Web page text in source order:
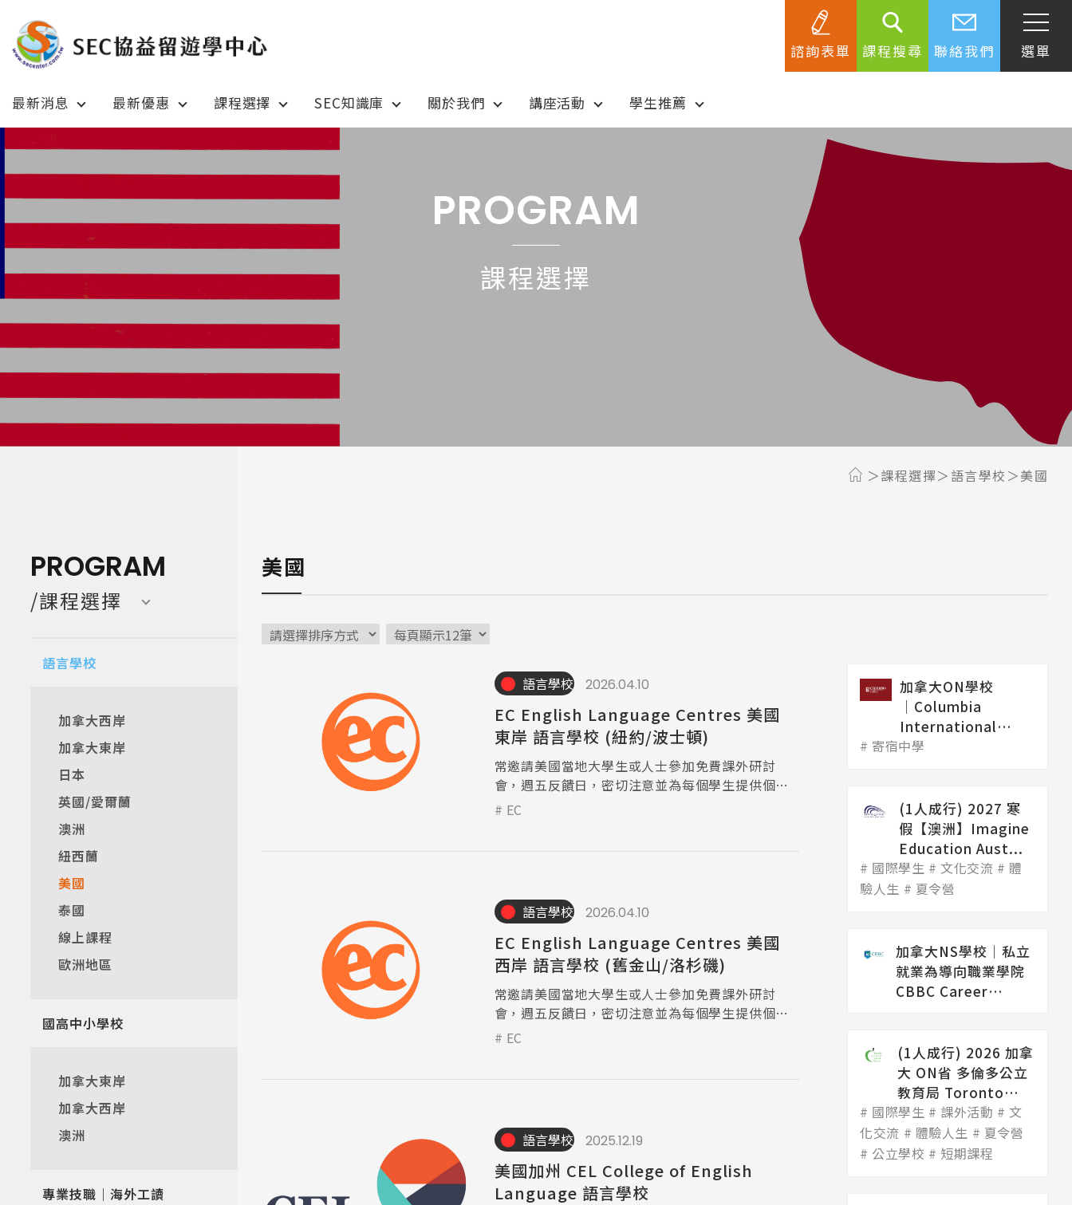
諮詢表單 課程搜尋 聯絡我們 選單
最新消息 最新優惠 課程選擇 SEC知識庫 關於我們 講座活動 學生推薦
Latest News
綜合訊息
加拿大 Canada
日本 Japan
澳洲 Australia
英國 UK/愛爾蘭 Ireland
美國 USA
寒暑假遊學團 Camp
Promotion
最新優惠
加拿大 Canada
日本 Japan
澳洲 Australia
英國 UK / 愛爾蘭IRELAND
美國 USA
紐西蘭 New Zealand
亞洲 Asia / 其他 Others
Program
語言學校
國高中小學校
專業技職｜海外工讀
SEC
關於簽證
生活資訊
跟著遊學大使看世界
學習要領
工作規範
PROGRAM
課程選擇
PROGRAM
/課程選擇
語言學校
加拿大西岸
加拿大東岸
日本
英國/愛爾蘭
澳洲
紐西蘭
美國
泰國
線上課程
歐洲地區
國高中小學校
加拿大東岸
加拿大西岸
澳洲
專業技職｜海外工讀
課程選擇 語言學校 美國
美國
語言學校 2026.04.10
EC English Language Centres 美國
東岸 語言學校 (紐約/波士頓)
常邀請美國當地大學生或人士參加免費課外研討
會，週五反饋日，密切注意並為每個學生提供個人
反饋，使他們能夠不斷改進，並針對需要加強的部
EC
語言學校 2026.04.10
EC English Language Centres 美國
西岸 語言學校 (舊金山/洛杉磯)
常邀請美國當地大學生或人士參加免費課外研討
會，週五反饋日，密切注意並為每個學生提供個人
反饋，使他們能夠不斷改進，並針對需要加強的部
EC
語言學校 2025.12.19
美國加州 CEL College of English
Language 語言學校
加拿大ON學校
│Columbia
International
College 哥...
寄宿中學
(1人成行) 2027 寒
假【澳洲】Imagine
Education Aust...
國際學生 文化交流
體
驗人生
夏令營
加拿大NS學校│私立
就業為導向職業學院
CBBC Career
(1人成行) 2026 加拿
大 ON省 多倫多公立
教育局 Toronto
Dis...
國際學生 課外活動
文
化交流
體驗人生
夏令營
公立學校
短期課程